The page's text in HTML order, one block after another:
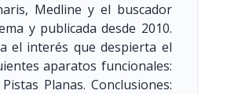
Medline y el buscador
y publicada desde 2010.
el interés que despierta el
aparatos funcionales:
Planas. Conclusiones: